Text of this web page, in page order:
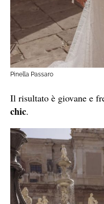
Pinella Passaro
Il risultato è giovane e
chic.